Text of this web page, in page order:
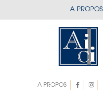
menu A PROPOS
A PROPOS